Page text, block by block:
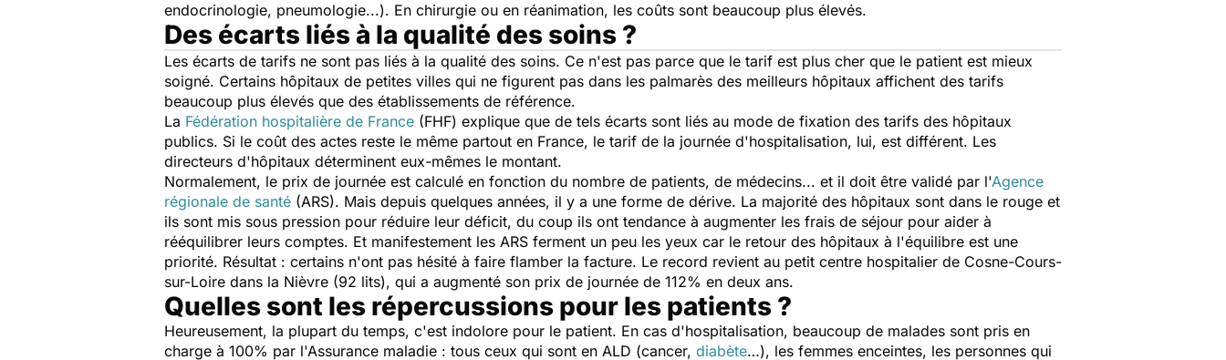
endocrinologie, pneumologie...). En chirurgie ou en réanimation, les coûts sont beaucoup plus élevés.
Des écarts liés à la qualité des soins ?
Les écarts de tarifs ne sont pas liés à la qualité des soins. Ce n'est pas parce que le tarif est plus cher que le patient est mieux
soigné. Certains hôpitaux de petites villes qui ne figurent pas dans les palmarès des meilleurs hôpitaux affichent des tarifs
beaucoup plus élevés que des établissements de référence.
La Fédération hospitalière de France (FHF) explique que de tels écarts sont liés au mode de fixation des tarifs des hôpitaux
publics. Si le coût des actes reste le même partout en France, le tarif de la journée d'hospitalisation, lui, est différent. Les
directeurs d'hôpitaux déterminent eux-mêmes le montant.
Normalement, le prix de journée est calculé en fonction du nombre de patients, de médecins... et il doit être validé par l'Agence
régionale de santé (ARS). Mais depuis quelques années, il y a une forme de dérive. La majorité des hôpitaux sont dans le rouge et
ils sont mis sous pression pour réduire leur déficit, du coup ils ont tendance à augmenter les frais de séjour pour aider à
rééquilibrer leurs comptes. Et manifestement les ARS ferment un peu les yeux car le retour des hôpitaux à l'équilibre est une
priorité. Résultat : certains n'ont pas hésité à faire flamber la facture. Le record revient au petit centre hospitalier de Cosne-Cours-
sur-Loire dans la Nièvre (92 lits), qui a augmenté son prix de journée de 112% en deux ans.
Quelles sont les répercussions pour les patients ?
Heureusement, la plupart du temps, c'est indolore pour le patient. En cas d'hospitalisation, beaucoup de malades sont pris en
charge à 100% par l'Assurance maladie : tous ceux qui sont en ALD (cancer, diabète…), les femmes enceintes, les personnes qui